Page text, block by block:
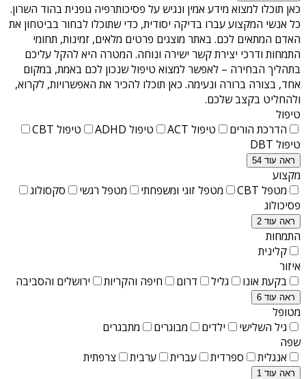
כאן תוכלו למצוא מידע אמין ונגיש על פסיכותרפיה גופנית בהוד השרון.
כל אנשי המקצוע עברו בדיקה יסודית, כדי שתוכלו לבחור בביטחון את
האדם המתאים לכם. באתר מוצגים פרטים מלאים, זמינות, תחומי
התמחות ודרכי יצירת קשר ישירה ונוחה. המטרה היא להקל עליכם
בתהליך הבחירה – לאפשר למצוא טיפול שנכון לכם באמת, במקום
אחד, בצורה ברורה ונעימה. כאן תוכלו להכיר את האפשרויות, לקרוא,
ולהחליט בקצב שלכם.
טיפול
הדרכת הורים
טיפול ACT טיפול ADHD
טיפול CBT
טיפול DBT
ראה עוד 54
מקצוע
מטפל CBT
מטפל זוגי ומשפחתי מטפל רגשי
סקסולוג
פסיכולוג
ראה עוד 2
התמחות
קלינית
איזור
בקעת אונו
גליל דרום חיפה והקריות ירושלים והסביבה
ראה עוד 6
מטופל
גיל השלישי
ילדים מבוגרים
מתבגרים
שפה
אנגלית
ספרדית עברית ערבית צרפתית
ראה עוד 1